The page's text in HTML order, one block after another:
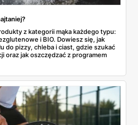
z kategorii mąka każdego typu:
i BIO. Dowiesz się, jak
do pizzy, chleba i ciast, gdzie szukać
oraz jak oszczędzać z programem